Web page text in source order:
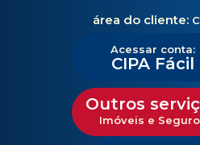
área do cliente:
Acessar conta:
CIPA Fácil
Outros
Imóveis e